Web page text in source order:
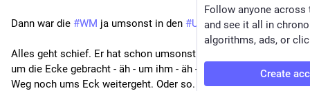
Dann war die #WM ja umsonst in den #USA.
Alles geht schief. Er hat schon umsonst seinen Freund
um die Ecke gebracht - äh - um ihm - äh - zu zeigen das der
Weg noch ums Eck weitergeht. Oder so.
Follow anyone across
and see it all in
algorithms, ads, or
Create